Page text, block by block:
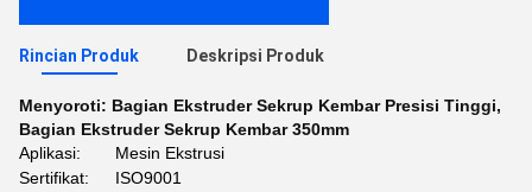
Rincian Produk Deskripsi Produk
Menyoroti: Bagian Ekstruder Sekrup Kembar Presisi Tinggi,
Bagian Ekstruder Sekrup Kembar 350mm
Aplikasi:
Mesin Ekstrusi
Sertifikat:
ISO9001